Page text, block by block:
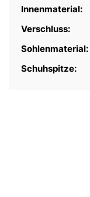
Innenmaterial:
Verschluss:
Sohlenmaterial:
Schuhspitze: